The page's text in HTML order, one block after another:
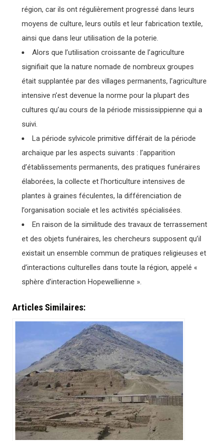
région, car ils ont régulièrement progressé dans leurs
moyens de culture, leurs outils et leur fabrication textile,
ainsi que dans leur utilisation de la poterie.
Alors que l’utilisation croissante de l’agriculture
signifiait que la nature nomade de nombreux groupes
était supplantée par des villages permanents, l’agriculture
intensive n’est devenue la norme pour la plupart des
cultures qu’au cours de la période mississippienne qui a
suivi.
La période sylvicole primitive différait de la période
archaïque par les aspects suivants : l’apparition
d’établissements permanents, des pratiques funéraires
élaborées, la collecte et l’horticulture intensives de
plantes à graines féculentes, la différenciation de
l’organisation sociale et les activités spécialisées.
En raison de la similitude des travaux de terrassement
et des objets funéraires, les chercheurs supposent qu’il
existait un ensemble commun de pratiques religieuses et
d’interactions culturelles dans toute la région, appelé «
sphère d’interaction Hopewellienne ».
Articles Similaires: